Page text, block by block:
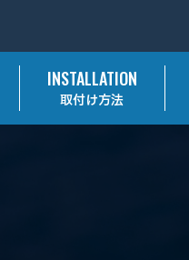
INSTALLATION
取付け方法